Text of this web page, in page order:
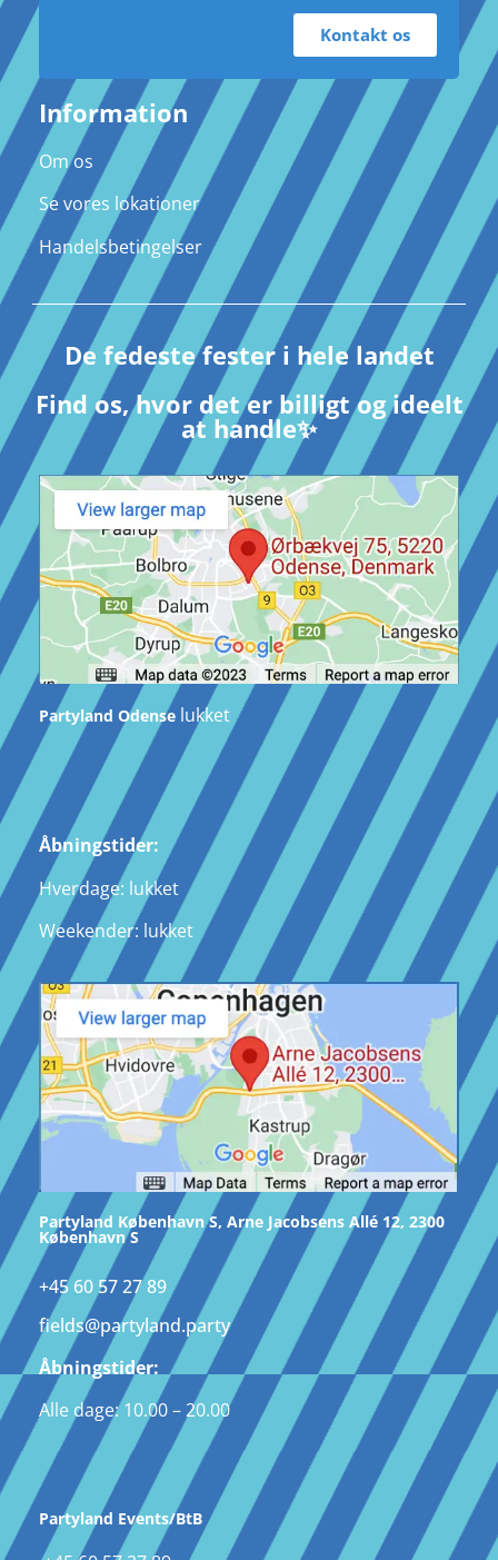
Kontakt os
Information
Om os
Se vores lokationer
Handelsbetingelser
De fedeste fester i hele landet
Find os, hvor det er billigt og ideelt
at handle✨
Partyland Odense lukket
Åbningstider:
Hverdage: lukket
Weekender: lukket
Partyland København S, Arne Jacobsens Allé 12, 2300
København S
+45 60 57 27 89
fields@partyland.party
Åbningstider:
Alle dage: 10.00 – 20.00
Partyland Events/BtB